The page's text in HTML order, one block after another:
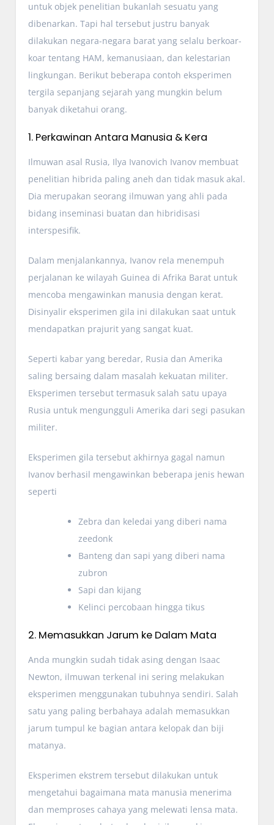
untuk objek penelitian bukanlah sesuatu yang
dibenarkan. Tapi hal tersebut justru banyak
dilakukan negara-negara barat yang selalu berkoar-
koar tentang HAM, kemanusiaan, dan kelestarian
lingkungan. Berikut beberapa contoh eksperimen
tergila sepanjang sejarah yang mungkin belum
banyak diketahui orang.
1. Perkawinan Antara Manusia & Kera
Ilmuwan asal Rusia, Ilya Ivanovich Ivanov membuat
penelitian hibrida paling aneh dan tidak masuk akal.
Dia merupakan seorang ilmuwan yang ahli pada
bidang inseminasi buatan dan hibridisasi
interspesifik.
Dalam menjalankannya, Ivanov rela menempuh
perjalanan ke wilayah Guinea di Afrika Barat untuk
mencoba mengawinkan manusia dengan kerat.
Disinyalir eksperimen gila ini dilakukan saat untuk
mendapatkan prajurit yang sangat kuat.
Seperti kabar yang beredar, Rusia dan Amerika
saling bersaing dalam masalah kekuatan militer.
Eksperimen tersebut termasuk salah satu upaya
Rusia untuk mengungguli Amerika dari segi pasukan
militer.
Eksperimen gila tersebut akhirnya gagal namun
Ivanov berhasil mengawinkan beberapa jenis hewan
seperti
Zebra dan keledai yang diberi nama
zeedonk
Banteng dan sapi yang diberi nama
zubron
Sapi dan kijang
Kelinci percobaan hingga tikus
2. Memasukkan Jarum ke Dalam Mata
Anda mungkin sudah tidak asing dengan Isaac
Newton, ilmuwan terkenal ini sering melakukan
eksperimen menggunakan tubuhnya sendiri. Salah
satu yang paling berbahaya adalah memasukkan
jarum tumpul ke bagian antara kelopak dan biji
matanya.
Eksperimen ekstrem tersebut dilakukan untuk
mengetahui bagaimana mata manusia menerima
dan memproses cahaya yang melewati lensa mata.